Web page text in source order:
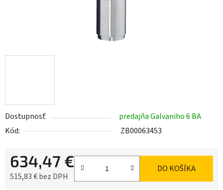
Dostupnosť
predajňa Galvaniho 6 BA
Kód:
ZB00063453
634,47 €
515,83 € bez DPH
DO KOŠÍKA